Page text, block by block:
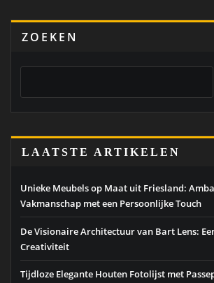
ZOEKEN
LAATSTE ARTIKELEN
Unieke Meubels op Maat uit Friesland:
Vakmanschap met een Persoonlijke Touch
De Visionaire Architectuur van Bart Lens:
Creativiteit
Tijdloze Elegante Houten Fotolijst met